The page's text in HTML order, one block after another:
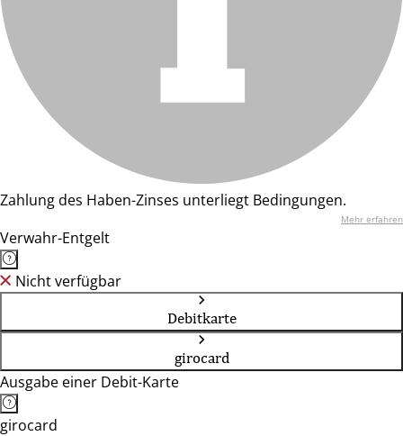
Zahlung des Haben-Zinses unterliegt Bedingungen.
Mehr erfahren
Verwahr-Entgelt
Nicht verfügbar
Debitkarte
girocard
Ausgabe einer Debit-Karte
girocard